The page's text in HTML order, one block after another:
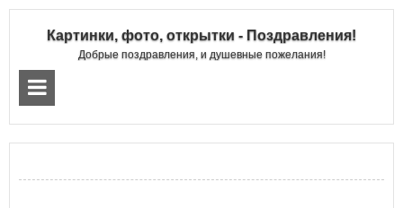
Картинки, фото, открытки - Поздравления!
Добрые поздравления, и душевные пожелания!